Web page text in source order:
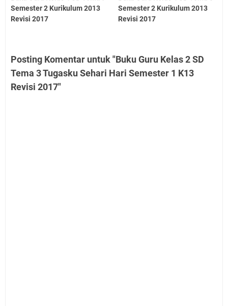
Semester 2 Kurikulum 2013
Revisi 2017
Semester 2 Kurikulum 2013
Revisi 2017
Posting Komentar untuk "Buku Guru Kelas 2 SD
Tema 3 Tugasku Sehari Hari Semester 1 K13
Revisi 2017"